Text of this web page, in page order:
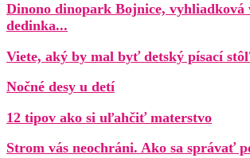
Dinono dinopark Bojnice, vyhliadková
dedinka...
Viete, aký by mal byť detský písací
Nočné desy u detí
12 tipov ako si uľahčiť materstvo
Strom vás neochráni. Ako sa správať